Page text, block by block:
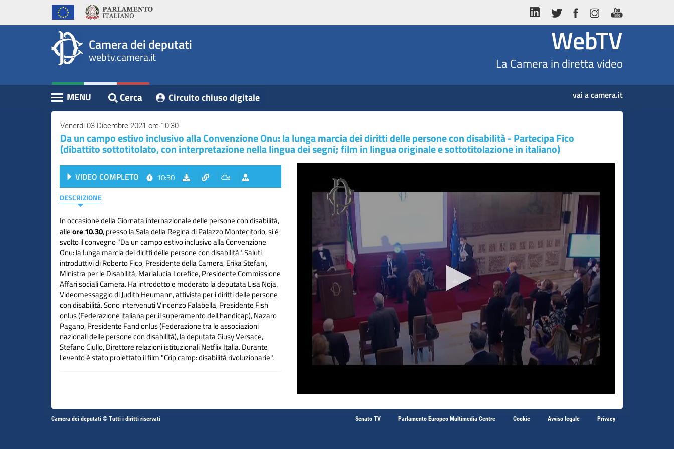
contenuto
WebTV
Camera
Deputati
menu
Camera dei deputati
webtv.camera.it WebTV
La Camera in diretta video
MENU
Home
Assemblea
Presidente
Eventi
Stampa
Cerca
Circuito
chiuso
digitale
Cerca Circuito chiuso digitale vai a camera.it
Contenuto
Venerdì 03 Dicembre 2021 ore 10:30
Da un campo estivo inclusivo alla Convenzione Onu: la lunga marcia dei diritti delle persone con disabilità - Partecipa Fico
(dibattito sottotitolato, con interpretazione nella lingua dei segni; film in lingua originale e sottotitolazione in italiano)
VIDEO COMPLETO 10:30
DESCRIZIONE
In occasione della Giornata internazionale delle persone con disabilità,
alleore 10.30, presso la Sala della Regina di Palazzo Montecitorio, si è
svolto il convegno "Da un campo estivo inclusivo alla Convenzione
Onu: la lunga marcia dei diritti delle persone con disabilità". Saluti
introduttivi di Roberto Fico, Presidente della Camera, Erika Stefani,
Ministra per le Disabilità, Marialucia Lorefice, Presidente Commissione
Affari sociali Camera. Ha introdotto e moderato la deputata Lisa Noja.
Videomessaggio di Judith Heumann, attivista per i diritti delle persone
con disabilità. Sono intervenuti Vincenzo Falabella, Presidente Fish
onlus (Federazione italiana per il superamento dell'handicap), Nazaro
Pagano, Presidente Fand onlus (Federazione tra le associazioni
nazionali delle persone con disabilità), la deputata Giusy Versace,
Stefano Ciullo, Direttore relazioni istituzionali Netflix Italia. Durante
l'evento è stato proiettato il film "Crip camp: disabilità rivoluzionarie".
Altri
Senato TV Parlamento Europeo Multimedia Centre Cookie Avviso legale Privacy
Camera dei deputati © Tutti i diritti riservati